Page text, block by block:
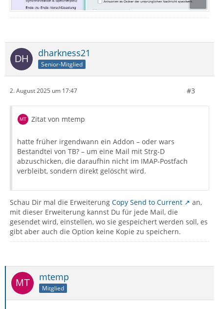
dharkness21
Senior-Mitglied
2. August 2025 um 17:47 #3
Zitat von mtemp
hatte früher irgendwann ein Addon – oder wars
Bestandtei von TB? – um eine Mail mit Strg-D
abzuschicken, die daraufhin nicht im IMAP-Postfach
verbleibt, sondern direkt gelöscht wird.
Schau Dir mal die Erweiterung Copy Send to Current
an,
mit dieser Erweiterung kannst Du für jede Mail, die
gesendet wird, einstellen, wo sie gespeichert werden soll, es
gibt aber auch die Option keine Kopie zu speichern.
mtemp
Mitglied